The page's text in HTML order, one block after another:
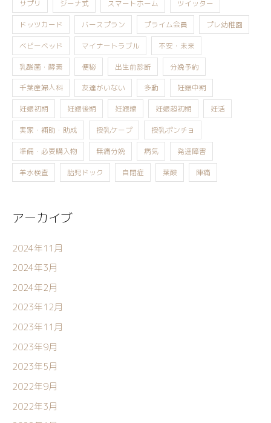
サプリ ジーナ式 スマートホーム ツイッター
ドッツカード バースプラン プライム会員 プレ幼稚園
ベビーベッド マイナートラブル 不安・未来
乳酸菌・酵素 便秘 出生前診断 分娩予約
千葉産婦人科 友達がいない 多動 妊娠中期
妊娠初期 妊娠後期 妊娠線 妊娠超初期 妊活
実家・補助・助成 授乳ケープ 授乳ポンチョ
準備・必要購入物 無痛分娩 病気 発達障害
羊水検査 胎児ドック 自閉症 葉酸 陣痛
アーカイブ
2024年11月
2024年3月
2024年2月
2023年12月
2023年11月
2023年9月
2023年5月
2022年9月
2022年3月